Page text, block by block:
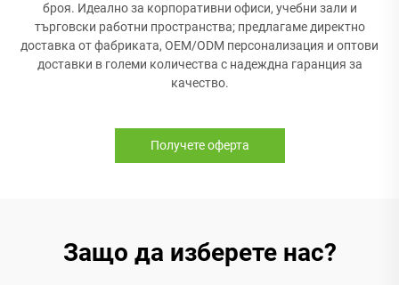
броя. Идеално за корпоративни офиси, учебни зали и
търговски работни пространства; предлагаме директно
доставка от фабриката, OEM/ODM персонализация и оптови
доставки в големи количества с надеждна гаранция за
качество.
Получете оферта
Защо да изберете нас?